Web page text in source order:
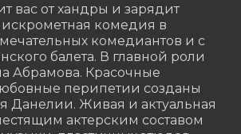
вас от хандры и зарядит
искрометная комедия в
комедиантов и с
балета. В главной роли
Абрамова. Красочные
перипетии созданы
Данелии. Живая и актуальная
актерским составом